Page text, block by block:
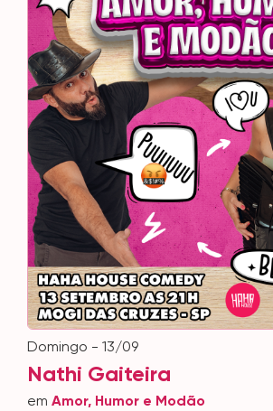
domingo - 13/09
Nathi Gaiteira
em Amor, Humor e Modão